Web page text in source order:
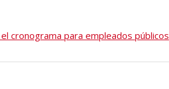
cronograma para empleados públicos